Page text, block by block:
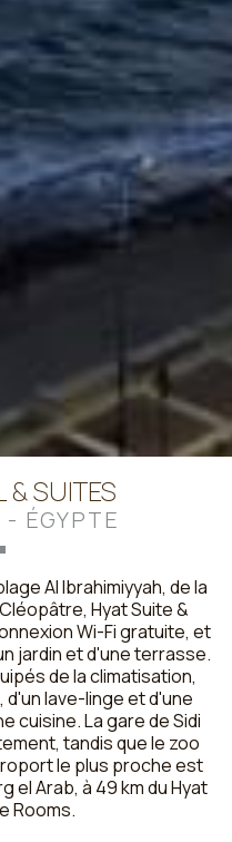
& SUITES
ÉGYPTE
Al Ibrahimiyyah, de la
Hyat Suite &
Wi-Fi gratuite, et
jardin et d'une terrasse.
de la climatisation,
lave-linge et d'une
cuisine. La gare de Sidi
tandis que le zoo
le plus proche est
el Arab, à 49 km du Hyat
Rooms.